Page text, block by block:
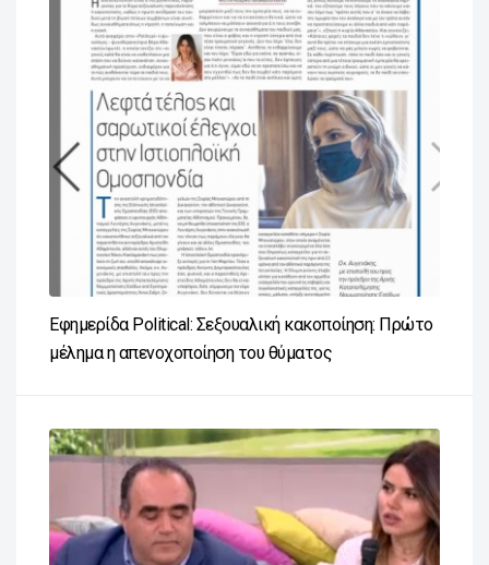
Εφημερίδα Political: Σεξουαλική κακοποίηση: Πρώτο
μέλημα η απενοχοποίηση του θύματος